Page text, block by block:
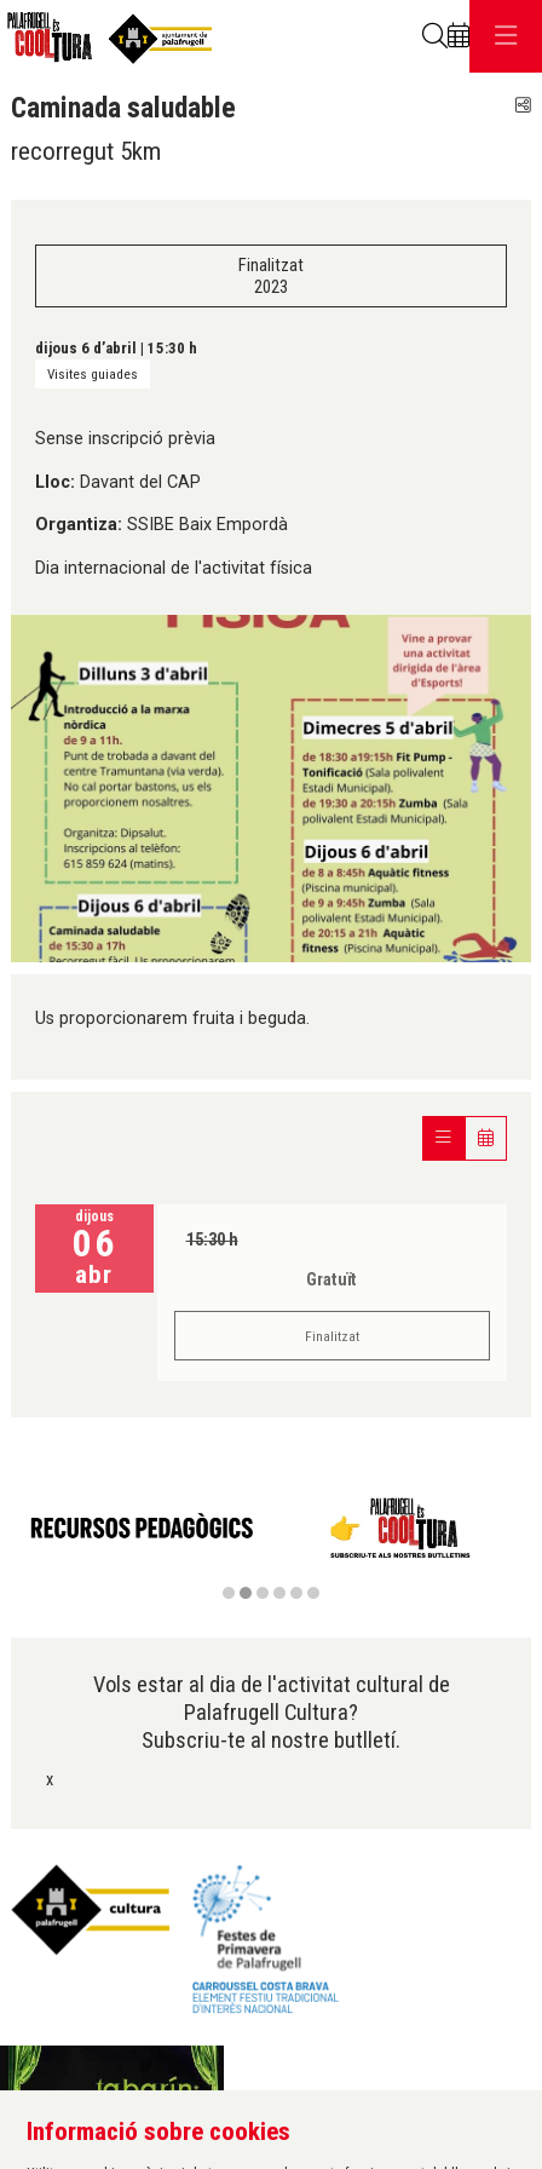
Caminada saludable
recorregut 5km
Finalitzat
2023
dijous 6 d’abril | 15:30 h
Visites guiades
Sense inscripció prèvia
Lloc: Davant del CAP
Organtiza: SSIBE Baix Empordà
Dia internacional de l'activitat física
Us proporcionarem fruita i beguda.
dijous
06
abr
15:30 h
Gratuït
Finalitzat
Vols estar al dia de l'activitat cultural de
Palafrugell Cultura?
Subscriu-te al nostre butlletí.
x
Àrea de cultura de l'Ajuntament de Palafrugell
Carrer Santa Margarida, 1
Informació sobre cookies